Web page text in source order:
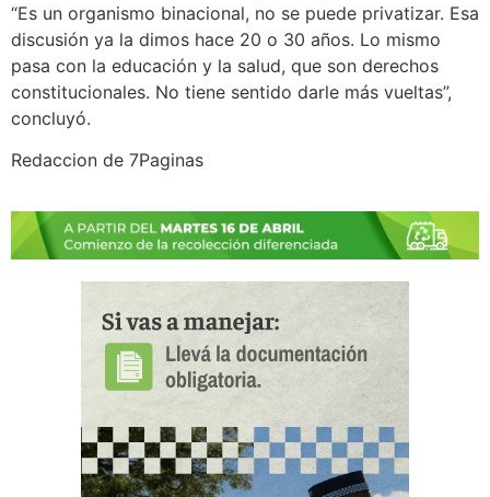
“Es un organismo binacional, no se puede privatizar. Esa
discusión ya la dimos hace 20 o 30 años. Lo mismo
pasa con la educación y la salud, que son derechos
constitucionales. No tiene sentido darle más vueltas”,
concluyó.
Redaccion de 7Paginas